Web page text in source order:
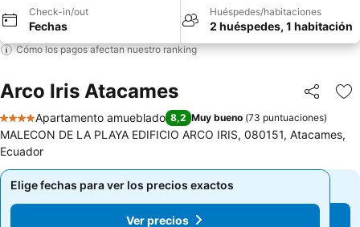
Check-in/out
Fechas
Huéspedes/habitaciones
2 huéspedes, 1 habitación
Cómo los pagos afectan nuestro ranking
Arco Iris Atacames Compartir
4 Estrellas
Apartamento amueblado 8,2 Muy bueno (73 puntuaciones)
MALECON DE LA PLAYA EDIFICIO ARCO IRIS, 080151, Atacames,
Ecuador
Elige fechas para ver los precios exactos
Ver precios
Elige fechas para ver los precios exactos
Ver precios